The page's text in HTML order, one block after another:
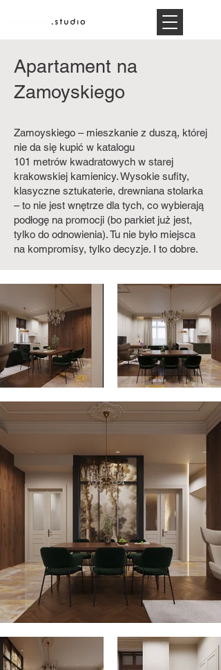
Apartament na
Zamoyskiego
Zamoyskiego – mieszkanie z duszą, której
nie da się kupić w katalogu
101 metrów kwadratowych w starej
krakowskiej kamienicy. Wysokie sufity,
klasyczne sztukaterie, drewniana stolarka
– to nie jest wnętrze dla tych, co wybierają
podłogę na promocji (bo parkiet już jest,
tylko do odnowienia). Tu nie było miejsca
na kompromisy, tylko decyzje. I to dobre.